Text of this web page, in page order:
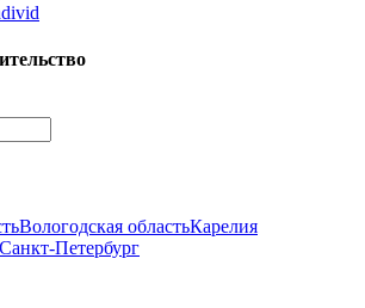
Вологодская областьКарелия
Санкт-Петербург